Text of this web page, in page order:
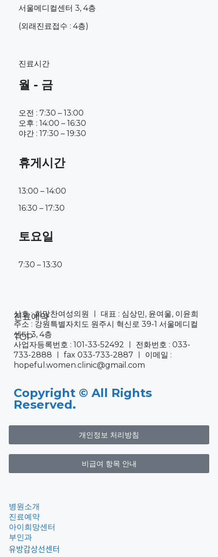
서울메디컬센터 3, 4층
(외래진료접수 : 4층)
진료시간
월 - 금
오전 : 7:30 – 13:00
오후 : 14:00 – 16:30
야간 : 17:30 – 19:30
휴게시간
13:00 – 14:00
16:30 – 17:30
토요일
7:30 – 13:30
상호 : 희망찬여성의원 ㅣ 대표 : 심상민, 윤여울, 이윤희
주소 : 강원특별자치도 원주시 혁신로 39-1 서울메디컬
센터 3, 4층
사업자등록번호 : 101-33-52492 ㅣ 전화번호 : 033-
733-2888 ㅣ fax 033-733-2887 ㅣ 이메일 :
hopeful.women.clinic@gmail.com
진료예약
TOP
Copyright © All Rights
Reserved.
개인정보 처리방침
비급여 항목 안내
병원소개
진료예약
아이희망센터
부인과
유방갑상선센터